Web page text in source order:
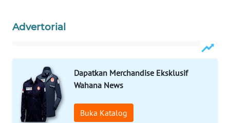
Advertorial
Dapatkan Merchandise Eksklusif
Wahana News
Buka Katalog
SELEB
WAHANA
OTOMOTIF